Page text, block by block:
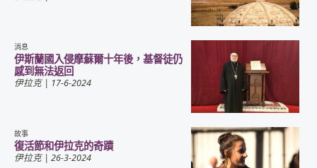
消息
伊斯蘭國入侵摩蘇爾十年後，基督徒仍
感到無法返回
伊拉克| 17-6-2024
故事
復活節和伊拉克的奇蹟
伊拉克| 26-3-2024